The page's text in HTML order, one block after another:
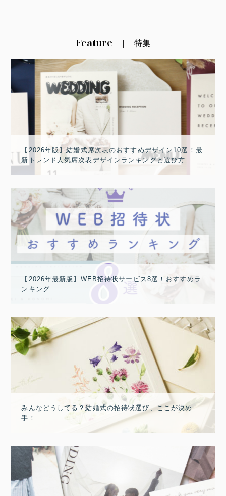
Feature 特集
【2026年版】結婚式席次表のおすすめデザイン10選！最
新トレンド人気席次表デザインランキングと選び方
【2026年最新版】WEB招待状サービス8選！おすすめラ
ンキング
みんなどうしてる？結婚式の招待状選び、ここが決め
手！